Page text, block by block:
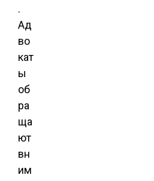
.
Ад
во
кат
ы
об
ра
ща
ют
вн
им